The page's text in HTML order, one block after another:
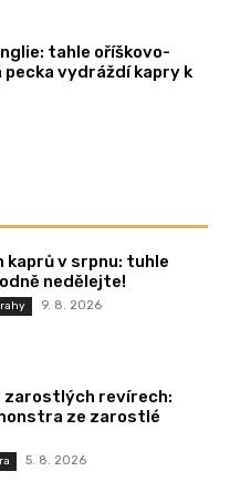
tahle oříškovo-
vydráždí kapry k
kaprů v srpnu: tuhle
nedělejte!
9. 8. 2026
zarostlých revírech:
ze zarostlé
5. 8. 2026